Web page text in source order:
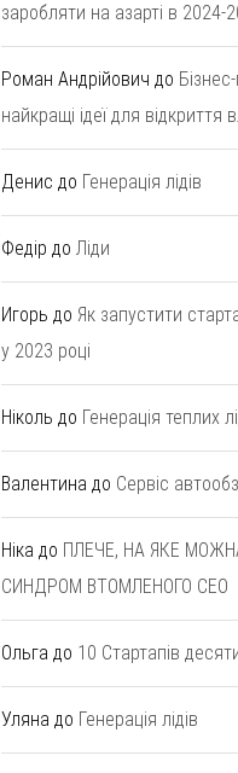
заробляти на азарті в 2024-
Роман Андрійович до
найкращі ідеї для відкриття
Денис до Генерація лідів
Федір до Ліди
Игорь до Як запустити
у 2023 році
Ніколь до Генерація теплих
Валентина до Сервіс
Ніка до ПЛЕЧЕ, НА ЯКЕ
СИНДРОМ ВТОМЛЕНОГО СЕО
Ольга до 10 Стартапів
Уляна до Генерація лідів